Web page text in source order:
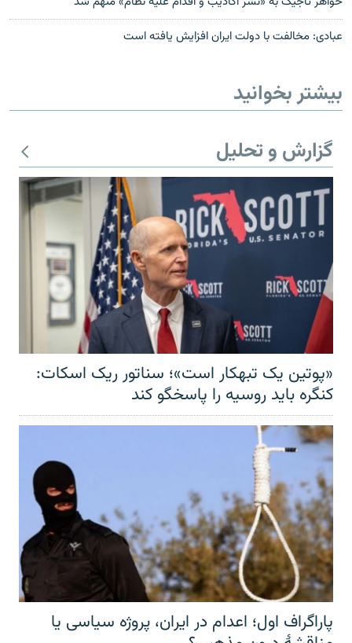
عبادی: مخالفت با دولت ایران افزایش یافته است
بیشتر بخوانید
گزارش و تحلیل
«پوتین یک تبهکار است»؛ سناتور ریک اسکات:
کنگره باید روسیه را پاسخگو کند
پاراگراف اول؛ اعدام در ایران، پروژه سیاسی یا